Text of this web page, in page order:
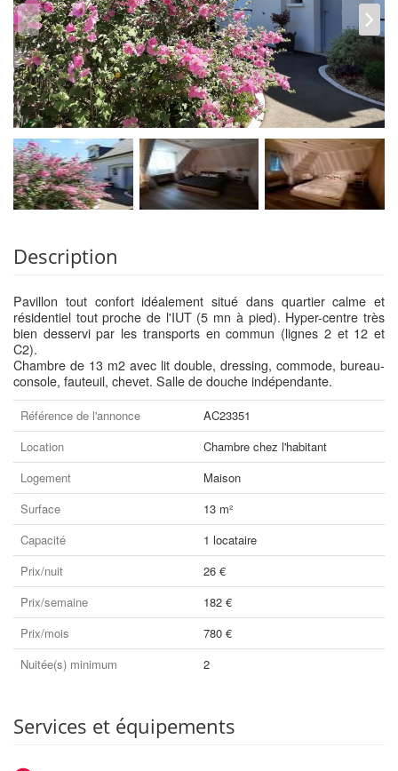
Description
Pavillon tout confort idéalement situé dans quartier calme et
résidentiel tout proche de l'IUT (5 mn à pied). Hyper-centre très
bien desservi par les transports en commun (lignes 2 et 12 et
C2).
Chambre de 13 m2 avec lit double, dressing, commode, bureau-
console, fauteuil, chevet. Salle de douche indépendante.
Référence de l'annonce
AC23351
Location
Chambre chez l'habitant
Logement
Maison
Surface
13 m²
Capacité
1 locataire
Prix/nuit
26 €
Prix/semaine
182 €
Prix/mois
780 €
Nuitée(s) minimum
2
Services et équipements